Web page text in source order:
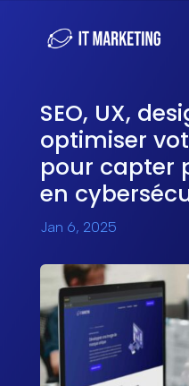
SEO, UX,
optimiser
pour capter
en
Jan 6, 2025